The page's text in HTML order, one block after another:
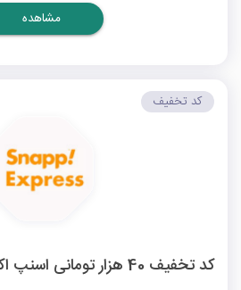
مشاهده
کد تخفیف 40 هزار تومانی اسنپ اکسپرس
کد تخفیف